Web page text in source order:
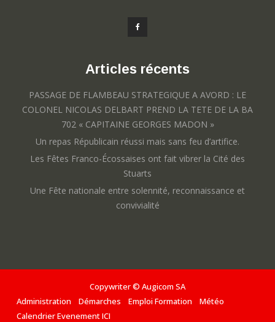
Articles récents
PASSAGE DE FLAMBEAU STRATEGIQUE A AVORD : LE
COLONEL NICOLAS DELBART PREND LA TETE DE LA BA
702 « CAPITAINE GEORGES MADON »
Un repas Républicain réussi mais sans feu d’artifice.
Les Fêtes Franco-Écossaises ont fait vibrer la Cité des
Stuarts
Une Fête nationale entre solennité, reconnaissance et
convivialité
Copywriter © Augicom SA
Administration
Démarches Emploi Formation
Météo
Calendrier Evenement ICI